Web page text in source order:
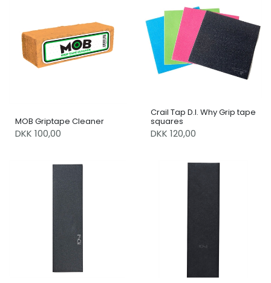
MOB Griptape Cleaner
DKK 100,00
Crail Tap D.I. Why Grip tape
squares
DKK 120,00